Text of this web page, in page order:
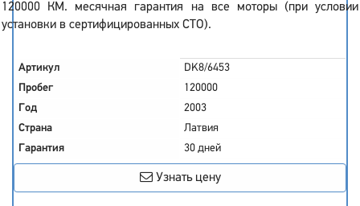
120000 КМ. месячная гарантия на все моторы (при условии
установки в сертифицированных СТО).
Артикул
DK8/6453
Пробег
120000
Год
2003
Страна
Латвия
Гарантия
30 дней
Узнать цену